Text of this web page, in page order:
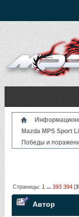
Mazda MPS Sport
Победы и
Страницы: 1 ...393 394 [
Автор